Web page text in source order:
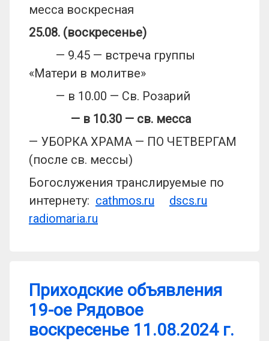
месса воскресная
25.08. (воскресенье)
— 9.45 — встреча группы
«Матери в молитве»
— в 10.00 — Св. Розарий
— в 10.30 — св. месса
— УБОРКА ХРАМА — ПО ЧЕТВЕРГАМ
(после св. мессы)
Богослужения транслируемые по
интернету: cathmos.ru
dscs.ru
radiomaria.ru
Приходские объявления
19-ое Рядовое
воскресенье 11.08.2024 г.